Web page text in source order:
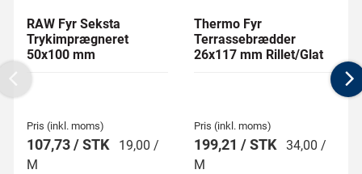
RAW Fyr Seksta
Trykimprægneret
50x100 mm
Pris (inkl. moms)
107,73 / STK
19,00 /
M
Thermo Fyr
Terrassebrædder
26x117 mm Rillet/Glat
Pris (inkl. moms)
199,21 / STK 34,00 /
M
Previous